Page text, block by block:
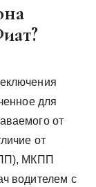
для
от
от
МКПП
водителем с